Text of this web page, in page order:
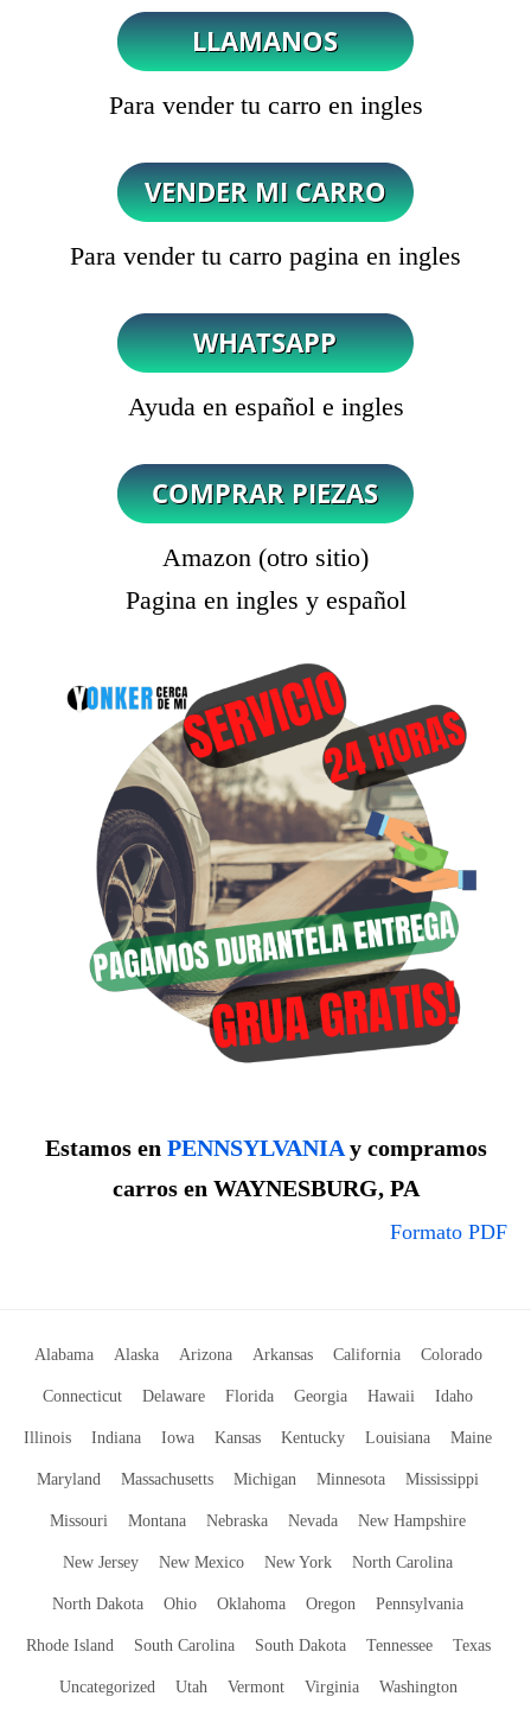
Para vender tu carro en ingles
Para vender tu carro pagina en ingles
Ayuda en español e ingles
Amazon (otro sitio)
Pagina en ingles y español
Estamos en PENNSYLVANIAy compramos
carros en WAYNESBURG, PA
Formato PDF
Alabama Alaska Arizona Arkansas California Colorado
Connecticut Delaware Florida Georgia Hawaii Idaho
Illinois Indiana Iowa Kansas Kentucky Louisiana Maine
Maryland Massachusetts Michigan Minnesota Mississippi
Missouri Montana Nebraska Nevada New Hampshire
New Jersey New Mexico New York North Carolina
North Dakota Ohio Oklahoma Oregon Pennsylvania
Rhode Island South Carolina South Dakota Tennessee Texas
Uncategorized Utah Vermont Virginia Washington